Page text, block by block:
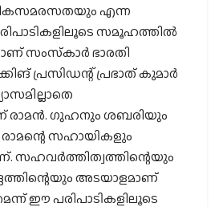
എന്ന
സമൂഹത്തില്‍
സംസ്‌കാര്‍ ഭാരതി
പ്രസിഡന്റ് പ്രഭാത് കുമാര്‍
രാമന്‍. ഗുഹനും ശബരിയും
രാമന്റെ സഹായികളും
അടയാളമാണ്
ഈ പരിപാടികളിലൂടെ